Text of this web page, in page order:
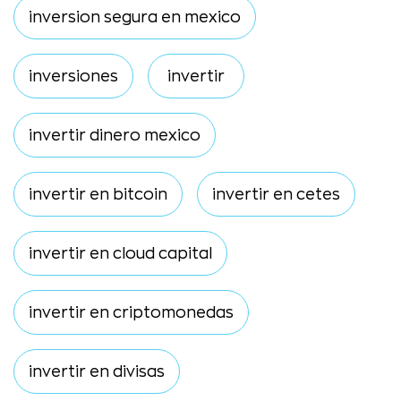
inversion segura en mexico
inversiones invertir
invertir dinero mexico
invertir en bitcoin invertir en cetes
invertir en cloud capital
invertir en criptomonedas
invertir en divisas